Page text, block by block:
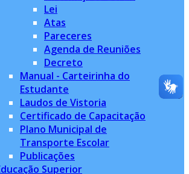
Lei
Atas
Pareceres
Agenda de Reuniões
Decreto
Manual - Carteirinha do
Estudante
Laudos de Vistoria
Certificado de Capacitação
Plano Municipal de
Transporte Escolar
Publicações
Superior